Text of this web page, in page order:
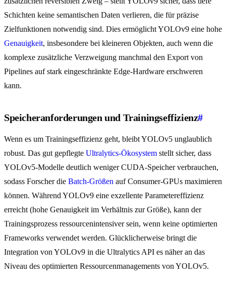
Schichten keine semantischen Daten verlieren, die für präzise
Zielfunktionen notwendig sind. Dies ermöglicht YOLOv9 eine hohe
Genauigkeit, insbesondere bei kleineren Objekten, auch wenn die
komplexe zusätzliche Verzweigung manchmal den Export von
Pipelines auf stark eingeschränkte Edge-Hardware erschweren
kann.
Speicheranforderungen und Trainingseffizienz#
Wenn es um Trainingseffizienz geht, bleibt YOLOv5 unglaublich
robust. Das gut gepflegte Ultralytics-Ökosystem stellt sicher, dass
YOLOv5-Modelle deutlich weniger CUDA-Speicher verbrauchen,
sodass Forscher die Batch-Größen auf Consumer-GPUs maximieren
können. Während YOLOv9 eine exzellente Parametereffizienz
erreicht (hohe Genauigkeit im Verhältnis zur Größe), kann der
Trainingsprozess ressourcenintensiver sein, wenn keine optimierten
Frameworks verwendet werden. Glücklicherweise bringt die
Integration von YOLOv9 in die Ultralytics API es näher an das
Niveau des optimierten Ressourcenmanagements von YOLOv5.